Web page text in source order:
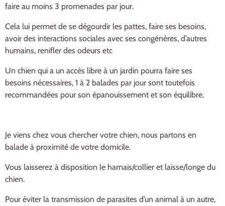
faire au moins 3 promenades par jour.
Cela lui permet de se dégourdir les pattes, faire ses besoins,
avoir des interactions sociales avec ses congénères, d’autres
humains, renifler des odeurs etc
Un chien qui a un accès libre à un jardin pourra faire ses
besoins nécessaires, 1 à 2 balades par jour sont toutefois
recommandées pour son épanouissement et son équilibre.
Je viens chez vous chercher votre chien, nous partons en
balade à proximité de votre domicile.
Vous laisserez à disposition le harnais/collier et laisse/longe du
chien.
Pour éviter la transmission de parasites d’un animal à un autre,